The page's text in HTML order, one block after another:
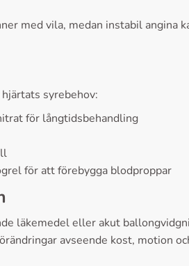
med vila, medan instabil angina
syrebehov:
för långtidsbehandling
för att förebygga blodproppar
läkemedel eller akut
avseende kost, motion